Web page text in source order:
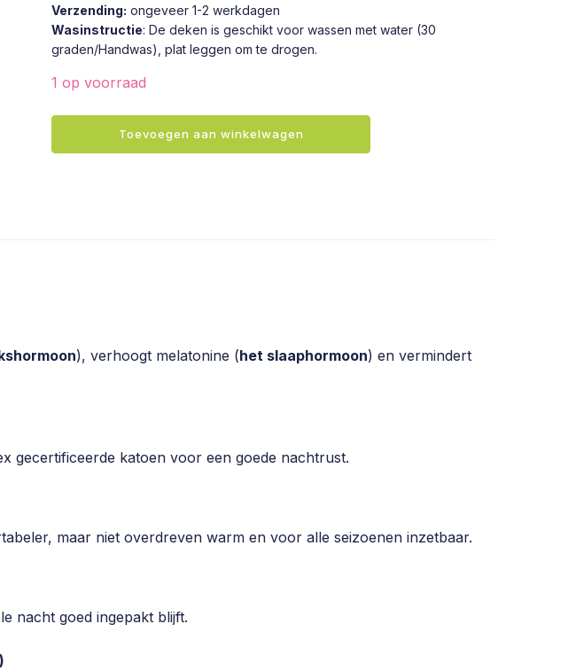
Verzending: ongeveer 1-2 werkdagen
Wasinstructie: De deken is geschikt voor wassen met water (30
graden/Handwas), plat leggen om te drogen.
1 op voorraad
Verzwaringsdeken
"CLASSIC"
Toevoegen aan winkelwagen
), verhoogt melatonine (het slaaphormoon) en vermindert
gecertificeerde katoen voor een goede nachtrust.
maar niet overdreven warm en voor alle seizoenen inzetbaar.
nacht goed ingepakt blijft.